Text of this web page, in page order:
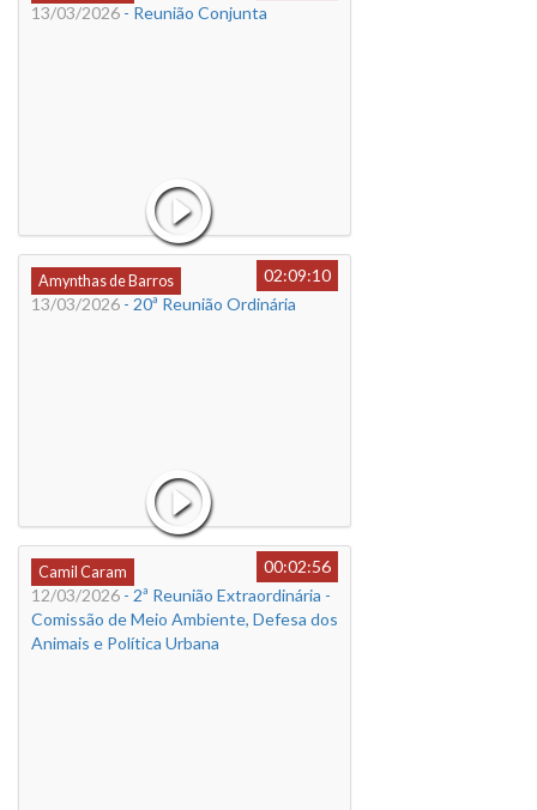
13/03/2026 - Reunião Conjunta
Amynthas de Barros
02:09:10
13/03/2026 - 20ª Reunião Ordinária
Camil Caram
00:02:56
12/03/2026 - 2ª Reunião Extraordinária -
Comissão de Meio Ambiente, Defesa dos
Animais e Política Urbana